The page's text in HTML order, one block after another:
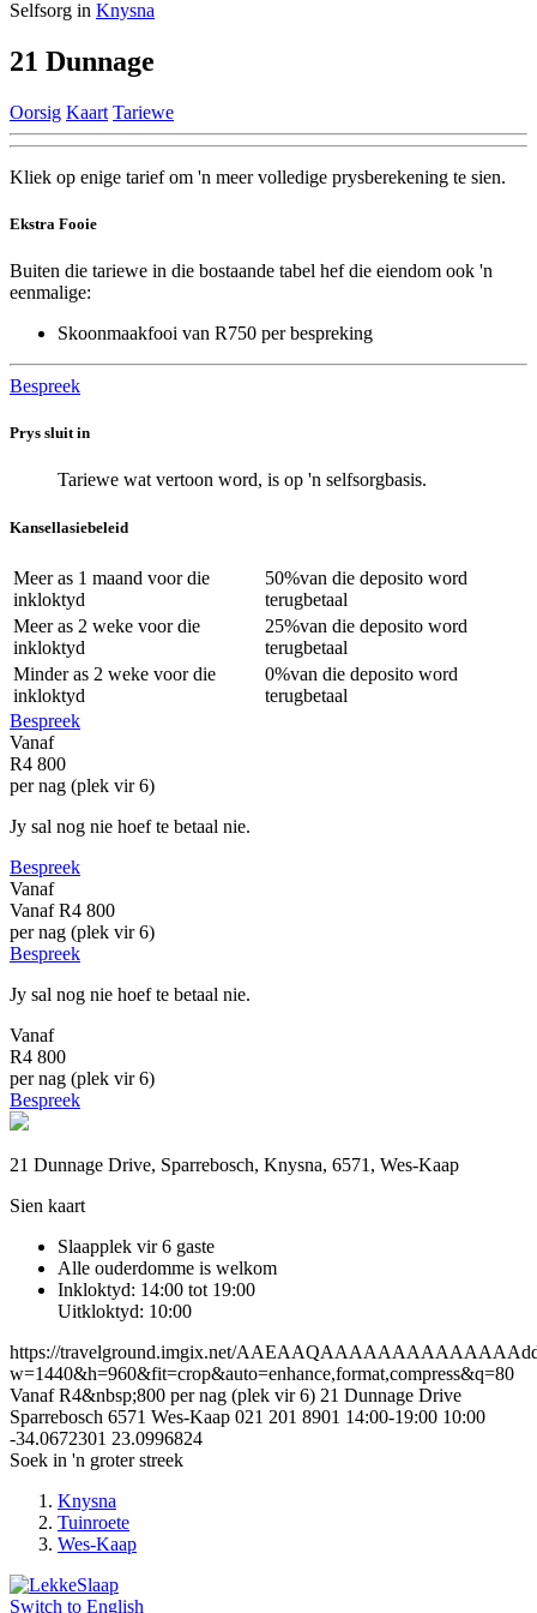
Selfsorg in Knysna
21 Dunnage
Oorsig Kaart Tariewe
Kliek op enige tarief om 'n meer volledige prysberekening te sien.
Ekstra Fooie
Buiten die tariewe in die bostaande tabel hef die eiendom ook 'n
eenmalige:
Skoonmaakfooi van R750 per bespreking
Bespreek
Prys sluit in
Tariewe wat vertoon word, is op 'n selfsorgbasis.
Kansellasiebeleid
Meer as 1 maand voor die
inkloktyd
50%van die deposito word
terugbetaal
Meer as 2 weke voor die
inkloktyd
25%van die deposito word
terugbetaal
Minder as 2 weke voor die
inkloktyd
0%van die deposito word
terugbetaal
Bespreek
Vanaf
R4 800
per nag (plek vir 6)
Jy sal nog nie hoef te betaal nie.
Bespreek
Vanaf
Vanaf R4 800
per nag (plek vir 6)
Bespreek
Jy sal nog nie hoef te betaal nie.
Vanaf
R4 800
per nag (plek vir 6)
Bespreek
21 Dunnage Drive, Sparrebosch, Knysna, 6571, Wes-Kaap
Sien kaart
Slaapplek vir 6 gaste
Alle ouderdomme is welkom
Inkloktyd: 14:00 tot 19:00
Uitkloktyd: 10:00
https://travelground.imgix.net/
w=1440&h=960&fit=crop&auto=enhance,format,compress&q=80
Vanaf R4&nbsp;800 per nag (plek vir 6) 21 Dunnage Drive
Sparrebosch 6571 Wes-Kaap 021 201 8901 14:00-19:00 10:00
-34.0672301 23.0996824
Soek in 'n groter streek
Knysna
Tuinroete
Wes-Kaap
Switch to English